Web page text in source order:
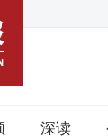
深读